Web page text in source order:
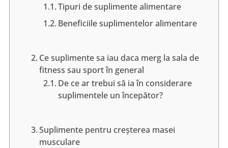
Tipuri de suplimente alimentare
Beneficiile suplimentelor alimentare
Ce suplimente sa iau daca merg la sala de
fitness sau sport în general
De ce ar trebui să ia în considerare
suplimentele un începător?
Suplimente pentru creșterea masei
musculare